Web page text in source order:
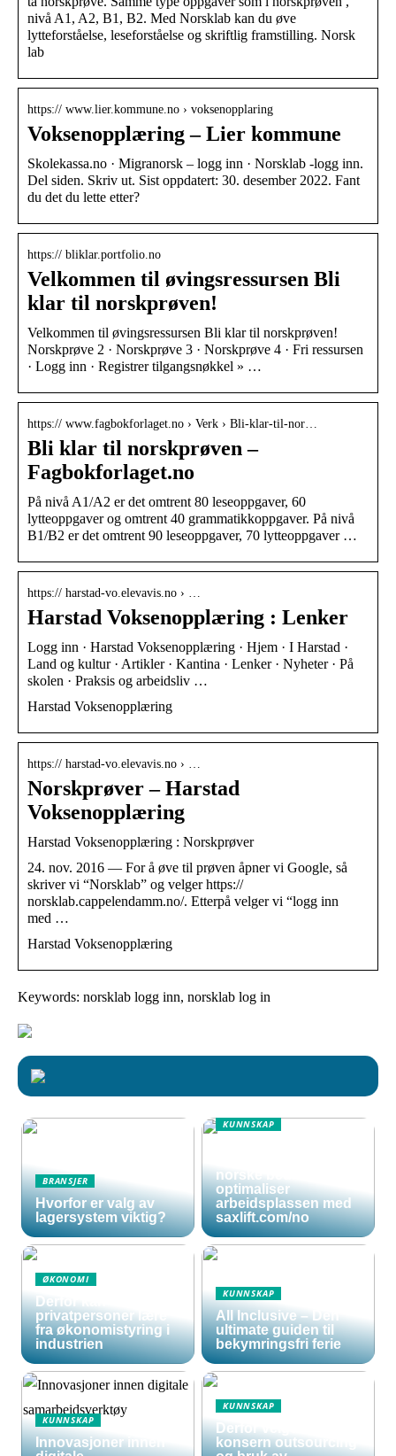
nivå A1, A2, B1, B2. Med Norsklab kan du øve
lytteforståelse, leseforståelse og skriftlig framstilling. Norsk
lab
https:// www.lier.kommune.no › voksenopplaring
Voksenopplæring – Lier kommune
Skolekassa.no · Migranorsk – logg inn · Norsklab -logg inn.
Del siden. Skriv ut. Sist oppdatert: 30. desember 2022. Fant
du det du lette etter?
https:// bliklar.portfolio.no
Velkommen til øvingsressursen Bli
klar til norskprøven!
Velkommen til øvingsressursen Bli klar til norskprøven!
Norskprøve 2 · Norskprøve 3 · Norskprøve 4 · Fri ressursen
· Logg inn · Registrer tilgangsnøkkel » …
https:// www.fagbokforlaget.no › Verk › Bli-klar-til-nor…
Bli klar til norskprøven –
Fagbokforlaget.no
På nivå A1/A2 er det omtrent 80 leseoppgaver, 60
lytteoppgaver og omtrent 40 grammatikkoppgaver. På nivå
B1/B2 er det omtrent 90 leseoppgaver, 70 lytteoppgaver …
https:// harstad-vo.elevavis.no › …
Harstad Voksenopplæring : Lenker
Logg inn · Harstad Voksenopplæring · Hjem · I Harstad ·
Land og kultur · Artikler · Kantina · Lenker · Nyheter · På
skolen · Praksis og arbeidsliv …
Harstad Voksenopplæring
https:// harstad-vo.elevavis.no › …
Norskprøver – Harstad
Voksenopplæring
Harstad Voksenopplæring : Norskprøver
24. nov. 2016 — For å øve til prøven åpner vi Google, så
skriver vi “Norsklab” og velger https://
norsklab.cappelendamm.no/. Etterpå velger vi “logg inn
med …
Harstad Voksenopplæring
Keywords: norsklab logg inn, norsklab log in
BRANSJER
Hvorfor er valg av
lagersystem viktig?
KUNNSKAP
norske bedrifter:
optimaliser
arbeidsplassen med
saxlift.com/no
ØKONOMI
Derfor kan
privatpersoner lære
fra økonomistyring i
industrien
KUNNSKAP
All Inclusive – Den
ultimate guiden til
bekymringsfri ferie
KUNNSKAP
Innovasjoner innen
KUNNSKAP
Derfor velger store
konsern outsourcing